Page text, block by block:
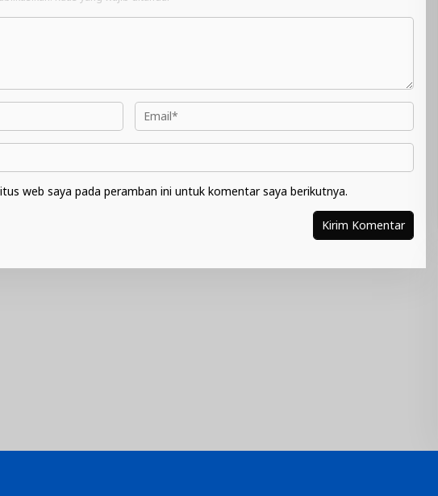
web saya pada peramban ini untuk komentar saya berikutnya.